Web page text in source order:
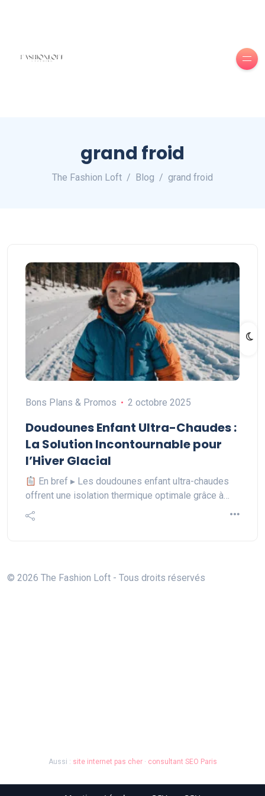
grand froid
The Fashion Loft Blog grand froid
Bons Plans & Promos 2 octobre 2025
Doudounes Enfant Ultra-Chaudes :
La Solution Incontournable pour
l’Hiver Glacial
En bref ▸ Les doudounes enfant ultra-chaudes
offrent une isolation thermique optimale grâce à…
© 2026 The Fashion Loft - Tous droits réservés
Aussi : site internet pas cher· consultant SEO Paris